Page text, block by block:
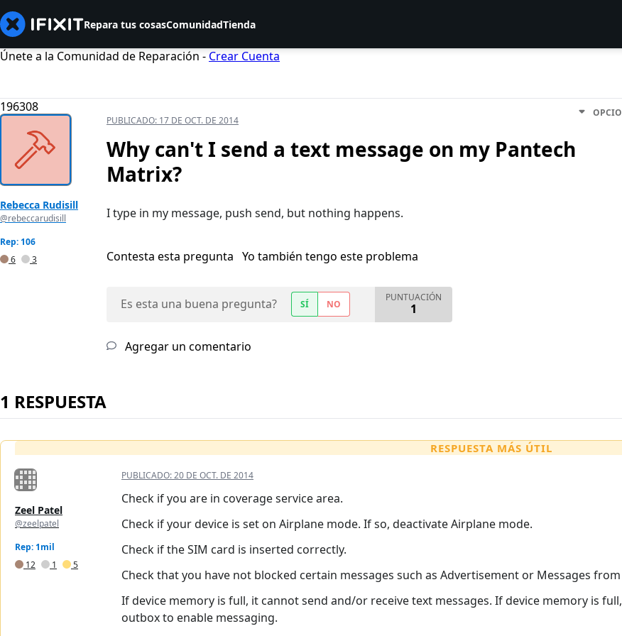
Repara tus cosasComunidadTienda
Únete a la Comunidad de Reparación - Crear Cuenta
196308
Rebecca Rudisill
@rebeccarudisill
Rep: 106
6
3
PUBLICADO: 17 DE OCT. DE 2014
Why can't I send a text message on my Pantech
Matrix?
I type in my message, push send, but nothing happens.
Contesta esta pregunta Yo también tengo este problema
Es esta una buena pregunta? SÍ NO
PUNTUACIÓN
1
Agregar un comentario
1 RESPUESTA
RESPUESTA MÁS ÚTIL
Zeel Patel
@zeelpatel
Rep: 1mil
12
1 5
PUBLICADO:20 DE OCT. DE 2014
Check if you are in coverage service area.
Check if your device is set on Airplane mode. If so, deactivate Airplane mode.
Check if the SIM card is inserted correctly.
Check that you have not blocked certain messages such as Advertisement or Messages
If device memory is full, it cannot send and/or receive text messages. If device memory is
outbox to enable messaging.